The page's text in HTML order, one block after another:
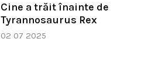
Cine a trăit înainte de
Tyrannosaurus Rex
02 07 2025